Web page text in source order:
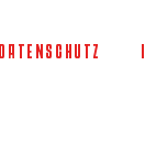
DATENSCHUTZ